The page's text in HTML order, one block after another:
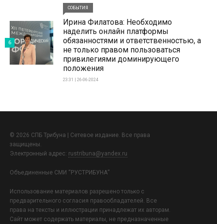
СОБЫТИЯ
Ирина Филатова: Необходимо
наделить онлайн платформы
обязанностями и ответственностью, а
не только правом пользоваться
привилегиями доминирующего
положения
23:31 | 26-06-2024
6
© 2026 СПБ Трибуна | Сетевое издание. Все права
защищены.
Электронный адрес: rustribuna@yandex.ru
Объединенные СМИ “РУСТРИБУНА”
Использование материалов разрешено только с
предварительного согласия правообладателей. Все
права на тексты и иллюстрации принадлежат их авторам.
Сайт может содержать материалы, не предназначенные